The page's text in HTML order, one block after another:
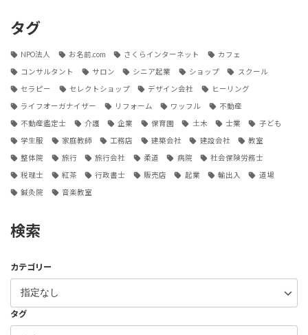
タグ
NPO法人 お名前.com さくらインターネット カフェ
コンサルタント サロン シニア起業 ショップ スクール
セラピー セレクトショップ デザイン会社 ヒーリング
ライフオーガナイザー リフォーム ワッフル 不動産
不動産鑑定士 介護 企業 保育園 土木 士業 子ども
学生服 家庭教師 工務店 建築会社 建設会社 教室
整体院 旅行 旅行会社 柔道 病院 社会保険労務士
税理士 紅茶 行政書士 販売店 起業 輸出入 道場
鍼灸院 音楽教室
検索
カテゴリー
タグ